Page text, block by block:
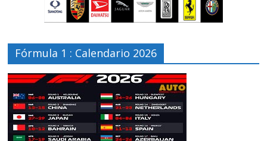
Fórmula 1 : Calendario 2026